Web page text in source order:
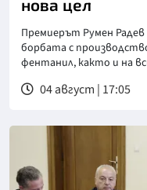
нова цел
Премиерът Румен
борбата с
фентанил, както и на
04 август | 17:05